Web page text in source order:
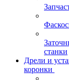
станки
Дрели и
коронки